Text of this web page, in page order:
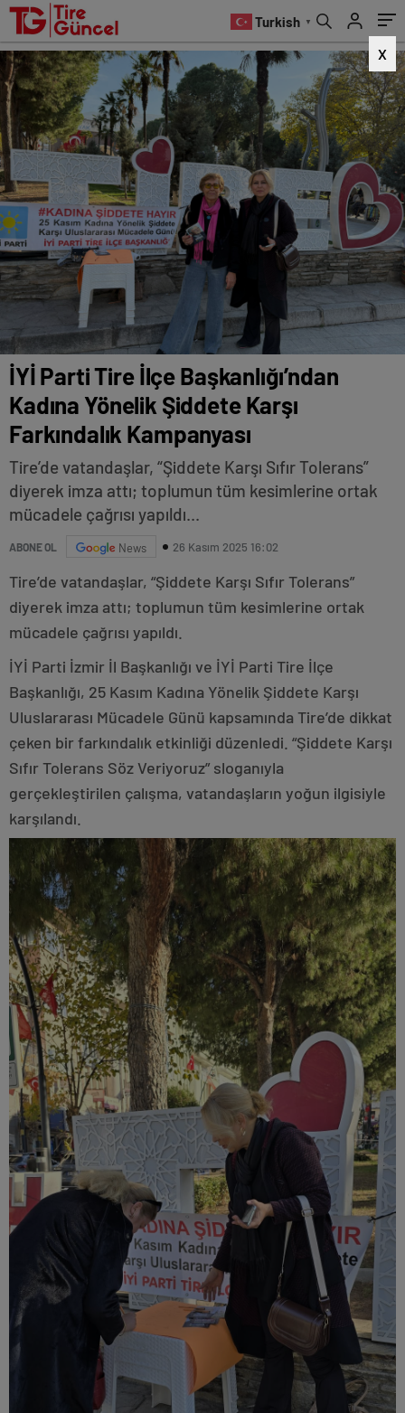
Turkish ▼
X
Farkındalık Kampanyası
İYİ Parti Tire İlçe Başkanlığı’ndan
Kadına Yönelik Şiddete Karşı
Farkındalık Kampanyası
Tire’de vatandaşlar, “Şiddete Karşı Sıfır Tolerans”
diyerek imza attı; toplumun tüm kesimlerine ortak
mücadele çağrısı yapıldı...
ABONE OL News 26 Kasım 2025 16:02
Tire’de vatandaşlar, “Şiddete Karşı Sıfır Tolerans”
diyerek imza attı; toplumun tüm kesimlerine ortak
mücadele çağrısı yapıldı.
İYİ Parti İzmir İl Başkanlığı ve İYİ Parti Tire İlçe
Başkanlığı, 25 Kasım Kadına Yönelik Şiddete Karşı
Uluslararası Mücadele Günü kapsamında Tire’de dikkat
çeken bir farkındalık etkinliği düzenledi. “Şiddete Karşı
Sıfır Tolerans Söz Veriyoruz” sloganıyla
gerçekleştirilen çalışma, vatandaşların yoğun ilgisiyle
karşılandı.